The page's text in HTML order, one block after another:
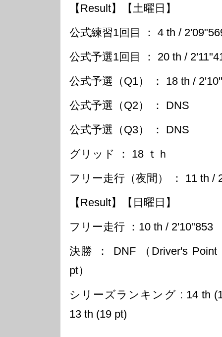
【Result】【土曜日】
公式練習1回目 ： 4 th /
公式予選1回目 ： 20 th /
公式予選（Q1） ： 18 th /
公式予選（Q2） ： DNS
公式予選（Q3） ： DNS
グリッド ： 18 ｔｈ
フリー走行（夜間） ： 11 th /
【Result】【日曜日】
フリー走行 ：10 th / 2'10"853
決勝 ： DNF （Driver's Point
pt）
シリーズランキング : 14 th
13 th (19 pt)